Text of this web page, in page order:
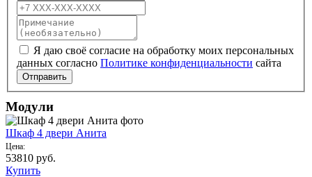
Я даю своё согласие на обработку моих персональных
данных согласно Политике конфиденциальности сайта
Отправить
Модули
Шкаф 4 двери Анита
Цена:
53810 руб.
Купить